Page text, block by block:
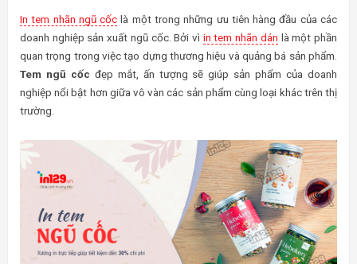
In tem nhãn ngũ cốc là một trong những ưu tiên hàng đầu của các
doanh nghiệp sản xuất ngũ cốc. Bởi vì in tem nhãn dán là một phần
quan trọng trong việc tạo dựng thương hiệu và quảng bá sản phẩm.
Tem ngũ cốc đẹp mắt, ấn tượng sẽ giúp sản phẩm của doanh
nghiệp nổi bật hơn giữa vô vàn các sản phẩm cùng loại khác trên thị
trường.